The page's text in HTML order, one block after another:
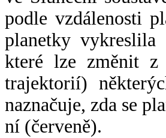
podle vzdálenosti
planetky
které lze změnit z
trajektorií)
naznačuje, zda se
ní (červeně).